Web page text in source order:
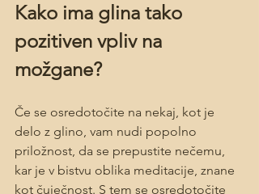
Kako ima glina tako
pozitiven vpliv na
možgane?
Če se osredotočite na nekaj, kot je
delo z glino, vam nudi popolno
priložnost, da se prepustite nečemu,
kar je v bistvu oblika meditacije, znane
kot čuječnost. S tem se osredotočite